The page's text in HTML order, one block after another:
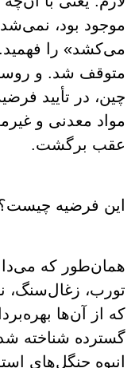
موجود بود،
متوقف شد. و
چین، در تأیید
مواد معدنی و
عقب برگشت.
این فرضیه
همان‌طور که
تورب، زغال‌سنگ،
که از آن‌ها
گسترده شناخته
انبوه جنگل‌های